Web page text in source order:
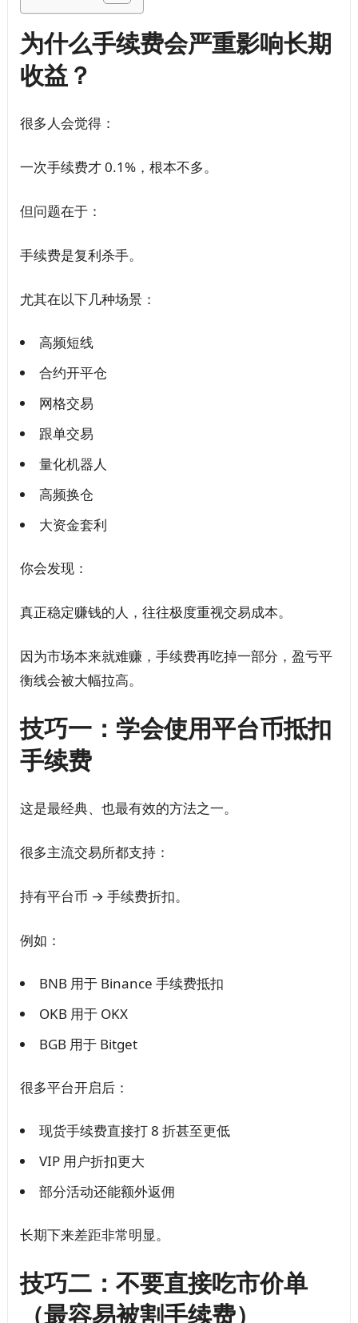
为什么手续费会严重影响长期
收益？
很多人会觉得：
一次手续费才 0.1%，根本不多。
但问题在于：
手续费是复利杀手。
尤其在以下几种场景：
高频短线
合约开平仓
网格交易
跟单交易
量化机器人
高频换仓
大资金套利
你会发现：
真正稳定赚钱的人，往往极度重视交易成本。
因为市场本来就难赚，手续费再吃掉一部分，盈亏平
衡线会被大幅拉高。
技巧一：学会使用平台币抵扣
手续费
这是最经典、也最有效的方法之一。
很多主流交易所都支持：
持有平台币 → 手续费折扣。
例如：
BNB 用于 Binance 手续费抵扣
OKB 用于 OKX
BGB 用于 Bitget
很多平台开启后：
现货手续费直接打 8 折甚至更低
VIP 用户折扣更大
部分活动还能额外返佣
长期下来差距非常明显。
技巧二：不要直接吃市价单
（最容易被割手续费）